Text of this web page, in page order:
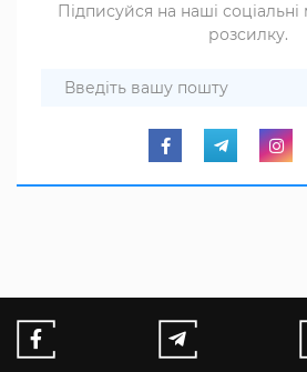
Підписуйся на наші
розсилку.